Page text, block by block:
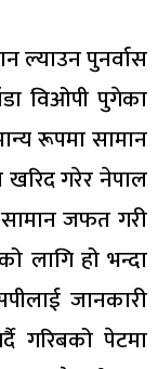
ल्याउन पुनर्वास
विओपी पुगेका
रूपमा सामान
खरिद गरेर नेपाल
सामान जफत गरी
लागि हो भन्दा
जानकारी
गरिबको पेटमा